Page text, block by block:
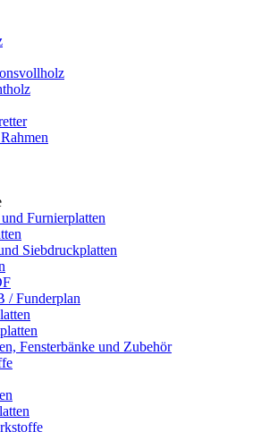
Furnierplatten
Siebdruckplatten
/ Funderplan
Fensterbänke und Zubehör